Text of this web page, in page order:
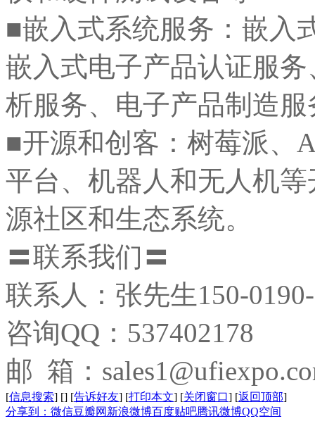
■嵌入式系统服务：嵌入
嵌入式电子产品认证服
析服务、电子产品制造
■开源和创客：树莓派、
平台、机器人和无人机
源社区和生态系统。
〓联系我们〓
联系人：张先生150-
咨询QQ：537402178
邮 箱：
[信息搜索] [] [告诉好友] [打印本文] [关闭窗口] [返回顶部]
分享到： 微信豆瓣网 新浪微博百度贴吧腾讯微博QQ空间